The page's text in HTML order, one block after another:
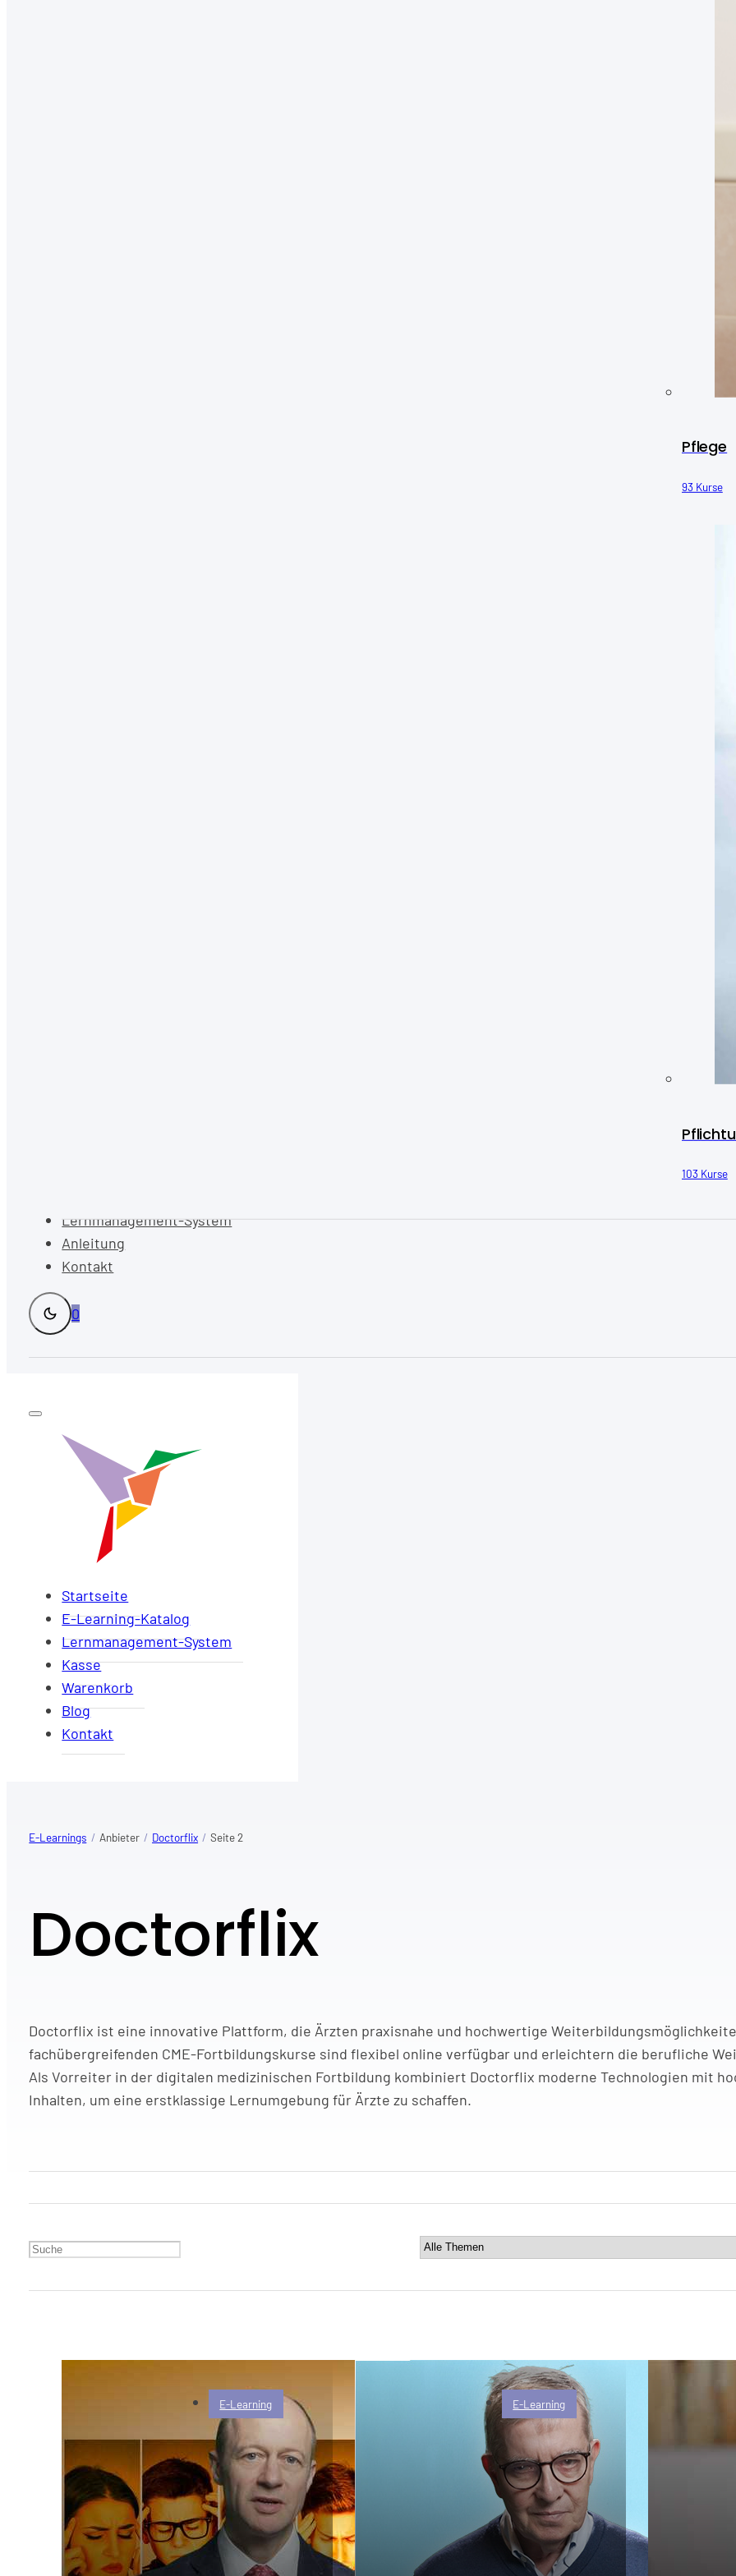
Pflege
93 Kurse
103 Kurse
Lernmanagement-System
Anleitung
Kontakt
0
Startseite
E-Learning-Katalog
Lernmanagement-System
Kasse
Warenkorb
Blog
Kontakt
E-Learnings / Anbieter / Doctorflix / Seite 2
Doctorflix
Doctorflix ist eine innovative Plattform, die Ärzten praxisnahe und hochwertige
fachübergreifenden CME-Fortbildungskurse sind flexibel online verfügbar und erleichtern die berufliche
Als Vorreiter in der digitalen medizinischen Fortbildung kombiniert Doctorflix moderne Technologien mit
Inhalten, um eine erstklassige Lernumgebung für Ärzte zu schaffen.
E-Learning E-Learning